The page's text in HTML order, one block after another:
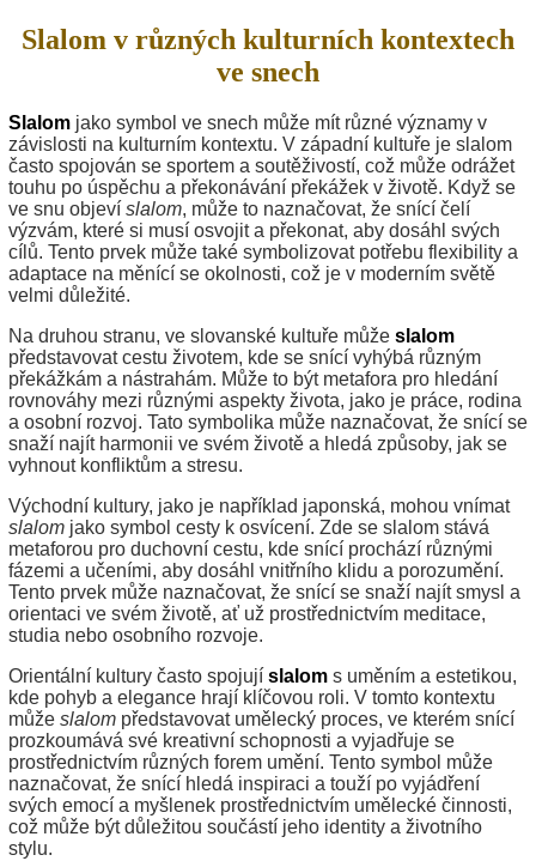
Slalom v různých kulturních kontextech
ve snech
Slalom jako symbol ve snech může mít různé významy v
závislosti na kulturním kontextu. V západní kultuře je slalom
často spojován se sportem a soutěživostí, což může odrážet
touhu po úspěchu a překonávání překážek v životě. Když se
ve snu objeví slalom, může to naznačovat, že snící čelí
výzvám, které si musí osvojit a překonat, aby dosáhl svých
cílů. Tento prvek může také symbolizovat potřebu flexibility a
adaptace na měnící se okolnosti, což je v moderním světě
velmi důležité.
Na druhou stranu, ve slovanské kultuře může slalom
představovat cestu životem, kde se snící vyhýbá různým
překážkám a nástrahám. Může to být metafora pro hledání
rovnováhy mezi různými aspekty života, jako je práce, rodina
a osobní rozvoj. Tato symbolika může naznačovat, že snící se
snaží najít harmonii ve svém životě a hledá způsoby, jak se
vyhnout konfliktům a stresu.
Východní kultury, jako je například japonská, mohou vnímat
slalom jako symbol cesty k osvícení. Zde se slalom stává
metaforou pro duchovní cestu, kde snící prochází různými
fázemi a učeními, aby dosáhl vnitřního klidu a porozumění.
Tento prvek může naznačovat, že snící se snaží najít smysl a
orientaci ve svém životě, ať už prostřednictvím meditace,
studia nebo osobního rozvoje.
Orientální kultury často spojují slalom s uměním a estetikou,
kde pohyb a elegance hrají klíčovou roli. V tomto kontextu
může slalom představovat umělecký proces, ve kterém snící
prozkoumává své kreativní schopnosti a vyjadřuje se
prostřednictvím různých forem umění. Tento symbol může
naznačovat, že snící hledá inspiraci a touží po vyjádření
svých emocí a myšlenek prostřednictvím umělecké činnosti,
což může být důležitou součástí jeho identity a životního
stylu.